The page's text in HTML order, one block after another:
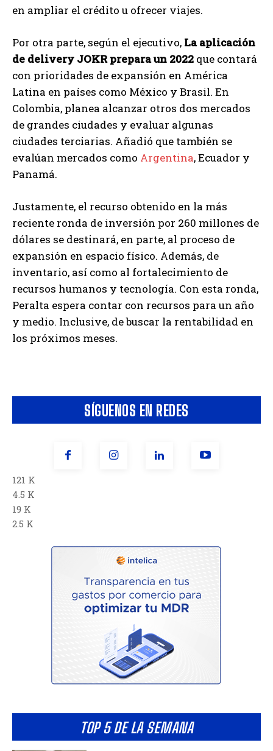
SÍGUENOS EN REDES
121 K
4.5 K
19 K
2.5 K
TOP 5 DE LA SEMANA
en ampliar el crédito u ofrecer viajes.
Por otra parte, según el ejecutivo, La aplicación
de delivery JOKR prepara un 2022 que contará
con prioridades de expansión en América
Latina en países como México y Brasil. En
Colombia, planea alcanzar otros dos mercados
de grandes ciudades y evaluar algunas
ciudades terciarias. Añadió que también se
evalúan mercados como Argentina, Ecuador y
Panamá.
Justamente, el recurso obtenido en la más
reciente ronda de inversión por 260 millones de
dólares se destinará, en parte, al proceso de
expansión en espacio físico. Además, de
inventario, así como al fortalecimiento de
recursos humanos y tecnología. Con esta ronda,
Peralta espera contar con recursos para un año
y medio. Inclusive, de buscar la rentabilidad en
los próximos meses.